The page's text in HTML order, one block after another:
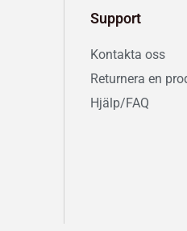
Support
Kontakta oss
Returnera en
Hjälp/FAQ